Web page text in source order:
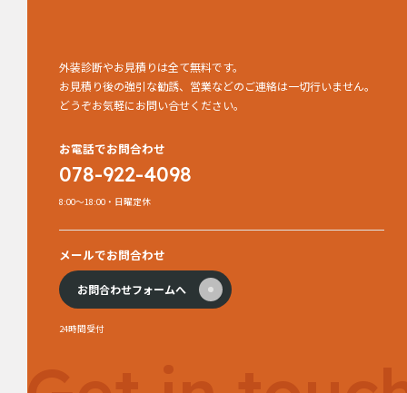
外装診断やお見積りは全て無料です。
お見積り後の強引な勧誘、営業などのご連絡は一切行いません。
どうぞお気軽にお問い合せください。
お電話でお問合わせ
078-922-4098
8:00～18:00・日曜定休
メールでお問合わせ
お問合わせフォームへ
24時間受付